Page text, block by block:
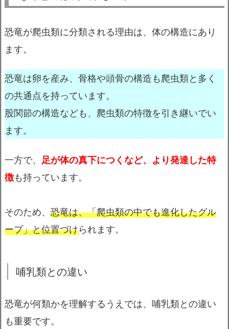
恐竜が爬虫類に分類される理由は、体の構造にあり
ます。
恐竜は卵を産み、骨格や頭骨の構造も爬虫類と多く
の共通点を持っています。
股関節の構造なども、爬虫類の特徴を引き継いでい
ます。
一方で、 足が体の真下につくなど、より発達した特
徴も持っています。
そのため、 恐竜は、「爬虫類の中でも進化したグル
ープ」と位置づけられます。
哺乳類との違い
恐竜が何類かを理解するうえでは、哺乳類との違い
も重要です。